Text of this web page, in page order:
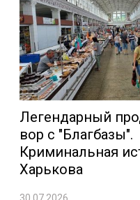
Легендарный
вор с "Благбазы".
Криминальная
Харькова